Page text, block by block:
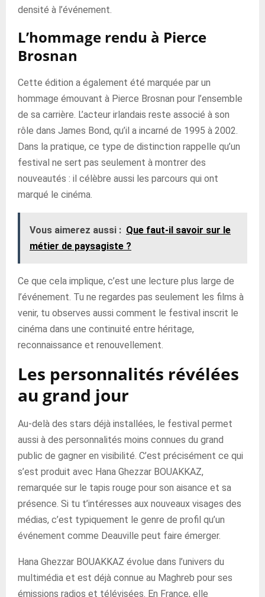
densité à l’événement.
L’hommage rendu à Pierce
Brosnan
Cette édition a également été marquée par un
hommage émouvant à Pierce Brosnan pour l’ensemble
de sa carrière. L’acteur irlandais reste associé à son
rôle dans James Bond, qu’il a incarné de 1995 à 2002.
Dans la pratique, ce type de distinction rappelle qu’un
festival ne sert pas seulement à montrer des
nouveautés : il célèbre aussi les parcours qui ont
marqué le cinéma.
Vous aimerez aussi : Que faut-il savoir sur le
métier de paysagiste ?
Ce que cela implique, c’est une lecture plus large de
l’événement. Tu ne regardes pas seulement les films à
venir, tu observes aussi comment le festival inscrit le
cinéma dans une continuité entre héritage,
reconnaissance et renouvellement.
Les personnalités révélées
au grand jour
Au-delà des stars déjà installées, le festival permet
aussi à des personnalités moins connues du grand
public de gagner en visibilité. C’est précisément ce qui
s’est produit avec Hana Ghezzar BOUAKKAZ,
remarquée sur le tapis rouge pour son aisance et sa
présence. Si tu t’intéresses aux nouveaux visages des
médias, c’est typiquement le genre de profil qu’un
événement comme Deauville peut faire émerger.
Hana Ghezzar BOUAKKAZ évolue dans l’univers du
multimédia et est déjà connue au Maghreb pour ses
émissions radios et télévisées. En France, elle